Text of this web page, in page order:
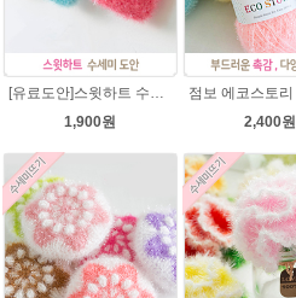
[유료도안]스윗하트 수세미뜨기 도안(수세미실은 옵션에서 추가구매 가능)예쁜수세미뜨기/빤짝이 수세미실/웰빙수세미실/고급수세미실/하트뜨기 반짝이수세미 하트수세미
1,900원
2,400원